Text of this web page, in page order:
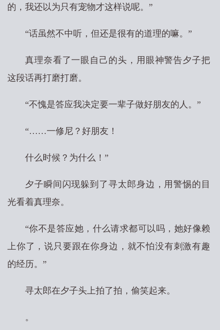
的，我还以为只有宠物才这样说呢。”
“话虽然不中听，但还是很有的道理的嘛。”
真理奈看了一眼自己的头，用眼神警告夕子把
这段话再打磨打磨。
“不愧是答应我决定要一辈子做好朋友的人。”
“……一修尼？好朋友！
什么时候？为什么！”
夕子瞬间闪现躲到了寻太郎身边，用警惕的目
光看着真理奈。
“你不是答应她，什么请求都可以吗，她好像赖
上你了，说只要跟在你身边，就不怕没有刺激有趣
的经历。”
寻太郎在夕子头上拍了拍，偷笑起来。
。